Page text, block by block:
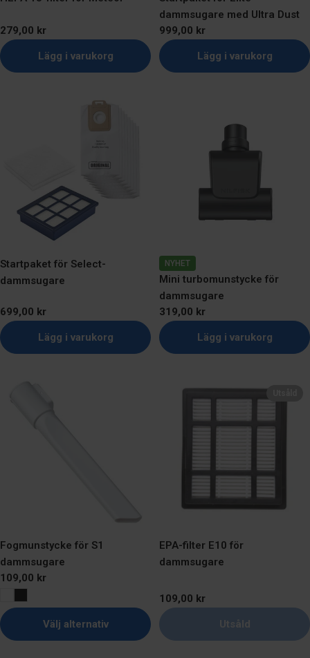
Ordinarie
pris
279,00 kr
Lägg i varukorg
dammsugare med Ultra Dust
Ordinarie
pris
999,00 kr
Lägg i varukorg
Startpaket för Select-
dammsugare
Ordinarie
pris
699,00 kr
Lägg i varukorg
NYHET
Mini turbomunstycke för
dammsugare
Ordinarie
pris
319,00 kr
Lägg i varukorg
Fogmunstycke för S1
dammsugare
Ordinarie
pris
109,00 kr
Välj alternativ
EPA-filter E10 för
dammsugare
Ordinarie
pris
109,00 kr
Utsåld